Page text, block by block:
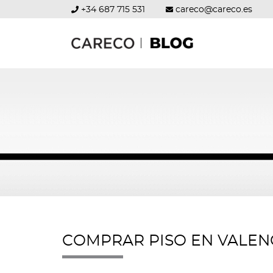
+34 687 715 531 careco@careco.es
COMPRAR PISO EN